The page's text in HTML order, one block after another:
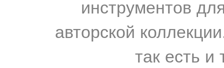
инструментов
авторской
так есть и